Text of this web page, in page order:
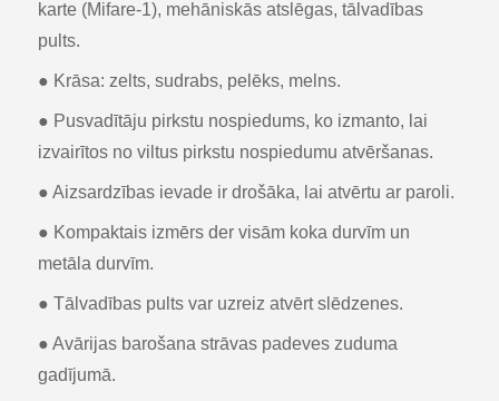
karte (Mifare-1), mehāniskās atslēgas, tālvadības
pults.
● Krāsa: zelts, sudrabs, pelēks, melns.
● Pusvadītāju pirkstu nospiedums, ko izmanto, lai
izvairītos no viltus pirkstu nospiedumu atvēršanas.
● Aizsardzības ievade ir drošāka, lai atvērtu ar paroli.
● Kompaktais izmērs der visām koka durvīm un
metāla durvīm.
● Tālvadības pults var uzreiz atvērt slēdzenes.
● Avārijas barošana strāvas padeves zuduma
gadījumā.